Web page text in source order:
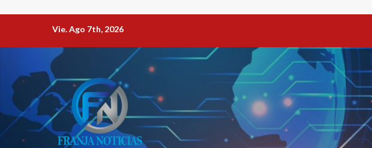
Vie. Ago 7th, 2026